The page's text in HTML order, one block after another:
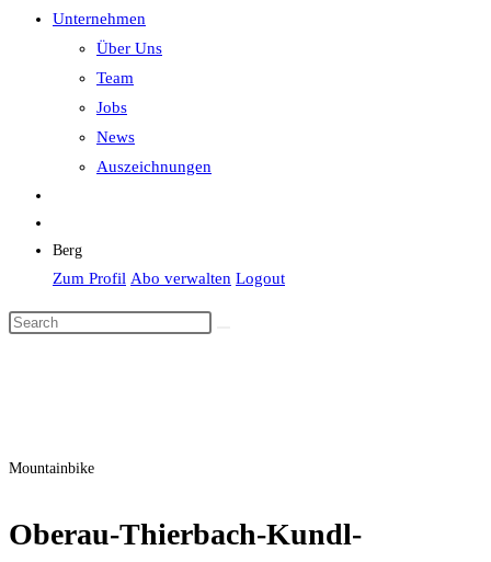
Unternehmen
Über Uns
Team
Jobs
News
Auszeichnungen
Berg
Zum Profil Abo verwalten Logout
Mountainbike
Oberau-Thierbach-Kundl-